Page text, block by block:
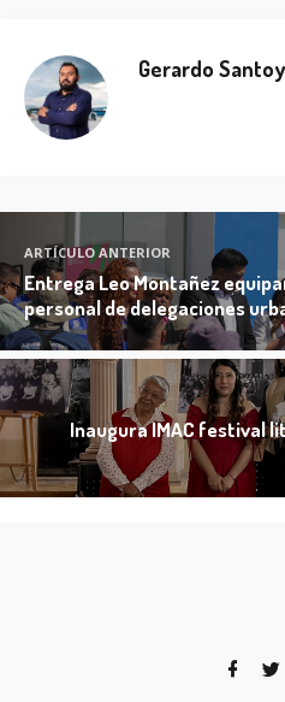
Gerardo
ARTÍCULO ANTERIOR
Entrega Leo Montañez
personal de delegaciones
Inaugura IMAC festival